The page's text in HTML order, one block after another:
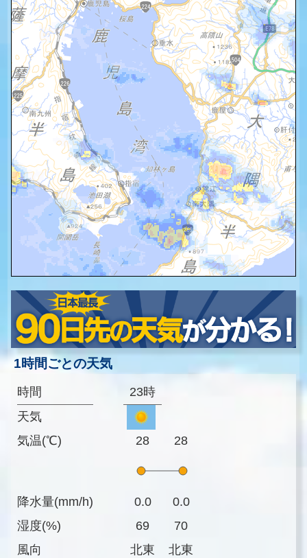
1時間ごとの天気
時間
天気
気温(℃)
降水量(mm/h)
湿度(%)
風向
23時
28 28
0.0
0.0
69
70
北東
北東